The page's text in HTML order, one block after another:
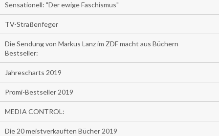
Sensationell: "Der ewige Faschismus"
TV-Straßenfeger
Die Sendung von Markus Lanz im ZDF macht aus Büchern
Bestseller:
Jahrescharts 2019
Promi-Bestseller 2019
MEDIA CONTROL:
Die 20 meistverkauften Bücher 2019